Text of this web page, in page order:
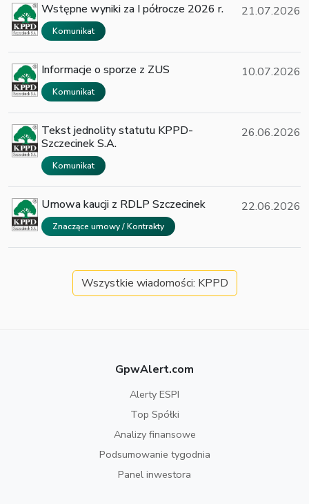
Wstępne wyniki za I półrocze 2026 r.
Komunikat
21.07.2026
Informacje o sporze z ZUS
Komunikat
10.07.2026
Tekst jednolity statutu KPPD-
Szczecinek S.A.
Komunikat
26.06.2026
Umowa kaucji z RDLP Szczecinek
Znaczące umowy / Kontrakty
22.06.2026
Wszystkie wiadomości: KPPD
GpwAlert.com
Alerty ESPI
Top Spółki
Analizy finansowe
Podsumowanie tygodnia
Panel inwestora